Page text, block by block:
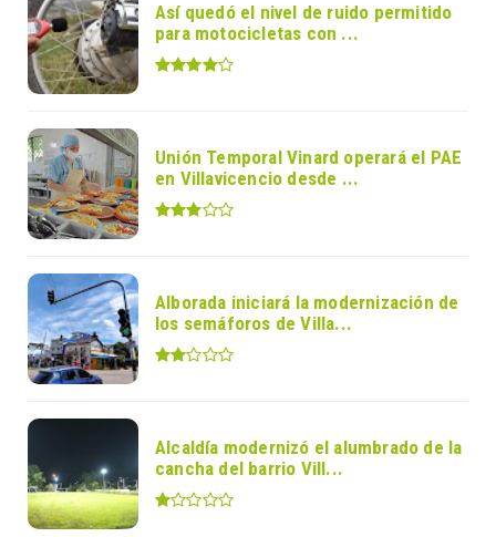
Así quedó el nivel de ruido permitido
para motocicletas con ...
Unión Temporal Vinard operará el PAE
en Villavicencio desde ...
Alborada iniciará la modernización de
los semáforos de Villa...
Alcaldía modernizó el alumbrado de la
cancha del barrio Vill...